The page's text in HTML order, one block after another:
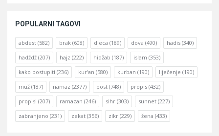
POPULARNI TAGOVI
abdest (582) brak (608) djeca (189) dova (490) hadis (340)
hadždž (207) hajz (222) hidžab (187) islam (353)
kako postupiti (236) kur'an (580) kurban (190) liječenje (190)
muž (187) namaz (2377) post (748) propis (432)
propisi (207) ramazan (246) sihr (303) sunnet (227)
zabranjeno (231) zekat (356) zikr (229) žena (433)